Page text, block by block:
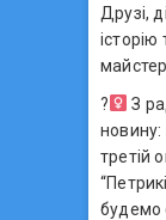
Друзі,
?‍
З
третій
будемо